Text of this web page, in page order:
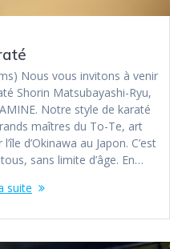
Nous vous invitons à venir
Shorin Matsubayashi-Ryu,
Notre style de karaté
maîtres du To-Te, art
d’Okinawa au Japon. C’est
sans limite d’âge. En…
suite